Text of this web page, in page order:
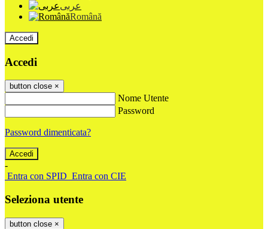
عربى
Română
Accedi
Accedi
button close ×
Nome Utente
Password
Password dimenticata?
-
Entra con SPID Entra con CIE
Seleziona utente
button close ×